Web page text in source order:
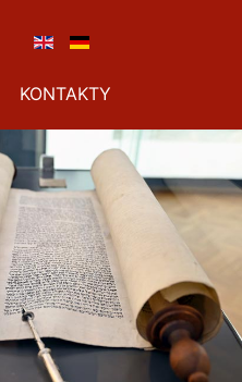
KONTAKTY